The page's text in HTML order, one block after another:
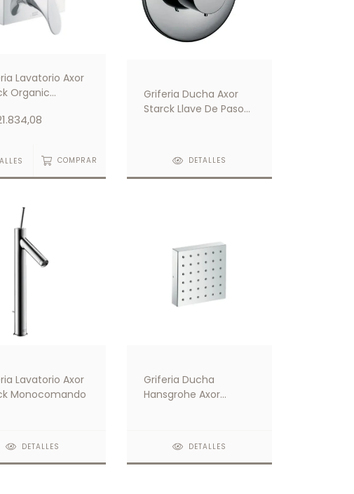
Lavatorio Axor
Organic
COMPRAR
Griferia Ducha Axor
Starck Llave De Paso
DETALLES
Lavatorio Axor
Monocomando
DETALLES
Griferia Ducha
Hansgrohe Axor
DETALLES